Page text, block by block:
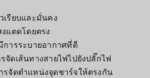
เรียบและมั่นคง
แดดโดยตรง
การระบายอากาศที่ดี
จัดเส้นทางสายไฟไปยังปลั๊กไฟ
รจัดตำแหน่งจุดชาร์จให้ตรงกัน